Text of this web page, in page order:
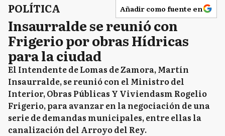
POLÍTICA Añadir como fuente en
Insaurralde se reunió con
Frigerio por obras Hídricas
para la ciudad
El Intendente de Lomas de Zamora, Martín
Insaurralde, se reunió con el Ministro del
Interior, Obras Públicas Y Viviendasm Rogelio
Frigerio, para avanzar en la negociación de una
serie de demandas municipales, entre ellas la
canalización del Arroyo del Rey.